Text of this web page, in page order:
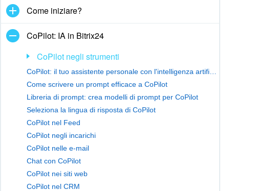
Come iniziare?
CoPilot: IA in Bitrix24
CoPilot negli strumenti
Come scrivere un prompt efficace a CoPilot
Libreria di prompt: crea modelli di prompt per CoPilot
Seleziona la lingua di risposta di CoPilot
CoPilot nel Feed
CoPilot negli incarichi
CoPilot nelle e-mail
Chat con CoPilot
CoPilot nei siti web
CoPilot nel CRM